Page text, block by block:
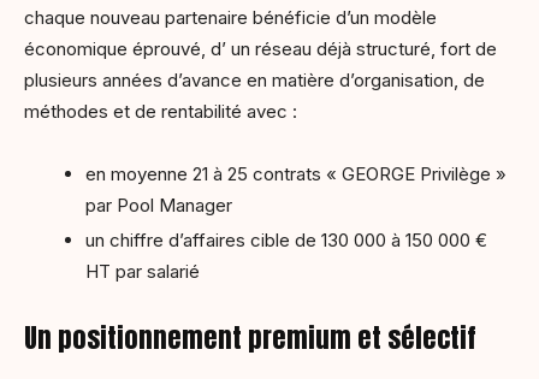
chaque nouveau partenaire bénéficie d’un modèle
économique éprouvé, d’ un réseau déjà structuré, fort de
plusieurs années d’avance en matière d’organisation, de
méthodes et de rentabilité avec :
en moyenne 21 à 25 contrats « GEORGE Privilège »
par Pool Manager
un chiffre d’affaires cible de 130 000 à 150 000 €
HT par salarié
Un positionnement premium et sélectif